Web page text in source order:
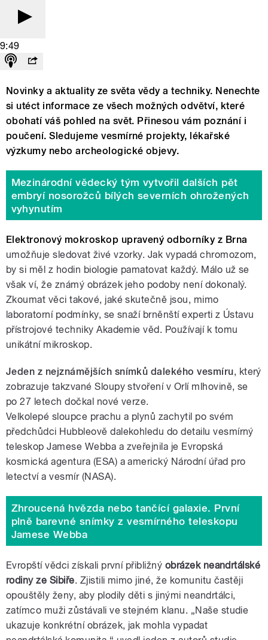
9:49
Novinky a aktuality ze světa vědy a techniky. Nenechte
si utéct informace ze všech možných odvětví, které
obohatí váš pohled na svět. Přinesou vám poznání i
poučení. Sledujeme vesmírné projekty, lékařské
výzkumy nebo archeologické objevy.
Mezinárodní vědecký tým vytvořil dalších pět
embryí nosorožců bílých severních ohrožených
vyhynutím
Elektronový mokroskop upravený odborníky z Brna
umožňuje sledovat živé vzorky. Jak vypadá chromozom,
by si měl z hodin biologie pamatovat každý. Málo už se
však ví, že známý obrázek jeho podoby není dokonalý.
Zkoumat věci takové, jaké skutečně jsou, mimo
laboratorní podmínky, se snaží brněnští experti z Ústavu
přístrojové techniky Akademie věd. Používají k tomu
unikátní mikroskop.
Jeden z nejznámějších snímků dalekého vesmíru, který
zobrazuje takzvané Sloupy stvoření v Orlí mlhovině, se
po 27 letech dočkal nové verze.
Velkolepé sloupce prachu a plynů zachytil po svém
předchůdci Hubbleově dalekohledu do detailu vesmírný
teleskop Jamese Webba a zveřejnila je Evropská
kosmická agentura (ESA) a americký Národní úřad pro
letectví a vesmír (NASA).
Zhroucená hvězda nebo tančící galaxie. První
plně barevné snímky z vesmírného teleskopu
Jamese Webba
Evropští vědci získali první přibližný obrázek neandrtálské
rodiny ze Sibiře. Zjistili mimo jiné, že komunitu častěji
opouštěly ženy, aby plodily děti s jinými neandrtálci,
zatímco muži zůstávali ve stejném klanu. „Naše studie
ukazuje konkrétní obrázek, jak mohla vypadat